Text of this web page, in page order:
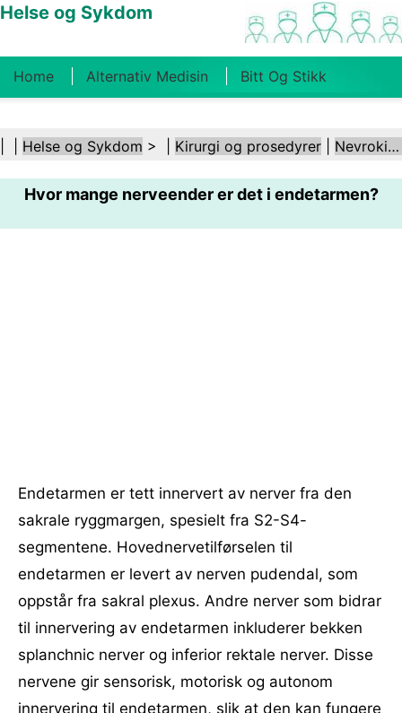
Helse og Sykdom
Home Alternativ Medisin Bitt Og Stikk
Kosthold Og Ernæring Familiehelse
Helsebransjen Psykisk Helse Folkehelse Og
Sikkerhet Kirurgi Og Prosedyrer Helse
Helse og Sykdom > | Kirurgi og prosedyrer Nevrokirurgi
Hvor mange nerveender er det i endetarmen?
Endetarmen er tett innervert av nerver fra den
sakrale ryggmargen, spesielt fra S2-S4-
segmentene. Hovednervetilførselen til
endetarmen er levert av nerven pudendal, som
oppstår fra sakral plexus. Andre nerver som bidrar
til innervering av endetarmen inkluderer bekken
splanchnic nerver og inferior rektale nerver. Disse
nervene gir sensorisk, motorisk og autonom
innervering til endetarmen, slik at den kan fungere